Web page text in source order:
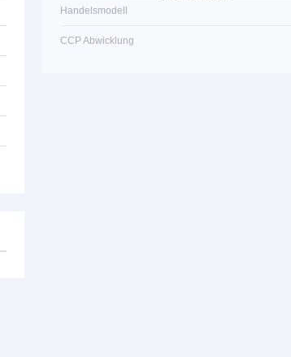
Handelsmodell
CCP Abwicklung